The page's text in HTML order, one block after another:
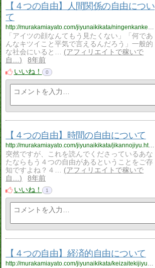
【４つの自由】人間関係の自由につい
て
http://murakamiayato.com/jiyunaikikata/ningenkankeinojiyu.html
「アイツの顔なんてもう見たくない」「何であ
んなキツイこと平気で言えるんだろう」一般的
な社会にいると…
アフィリエイトで稼いで
自…
8年前
いいね！
0
【４つの自由】時間の自由について
http://murakamiayato.com/jiyunaikikata/jikannojiyu.html
突然ですが、これを読んでくださっているあな
たならもう４つの自由があるということをご存
知ですよね？４…
アフィリエイトで稼いで
自…
8年前
いいね！
1
【４つの自由】経済的自由について
http://murakamiayato.com/jiyunaikikata/keizaitekijiyu.html